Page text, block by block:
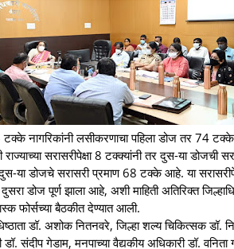
टक्के नागरिकांनी लसीकरणाचा पहिला डोज तर 74
राज्याच्या सरासरीपेक्षा 8 टक्क्यांनी तर दुस-या डोजची
या डोजचे सरासरी प्रमाण 68 टक्के आहे. या
डोज पूर्ण झाला आहे, अशी माहिती अतिरिक्त
फोर्सच्या बैठकीत देण्यात आली.
डॉ. अशोक नितनवरे, जिल्हा शल्य चिकित्सक डॉ.
संदीप गेडाम, मनपाच्या वैद्यकीय अधिकारी डॉ. वनिता